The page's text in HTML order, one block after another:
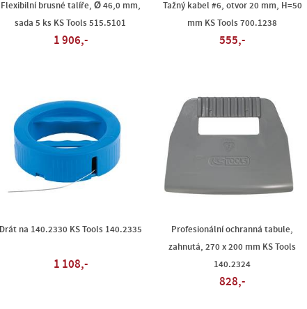
Flexibilní brusné talíře, Ø 46,0 mm,
sada 5 ks KS Tools 515.5101
1 906,-
Tažný kabel #6, otvor 20 mm, H=50
mm KS Tools 700.1238
555,-
Drát na 140.2330 KS Tools 140.2335
1 108,-
Profesionální ochranná tabule,
zahnutá, 270 x 200 mm KS Tools
140.2324
828,-